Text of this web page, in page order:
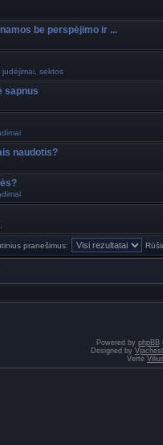
be perspėjimo ir ...
judėjimai, sektos
sapnus
naudotis?
pranešimus:
Powered by phpBB
Designed by
Vertė